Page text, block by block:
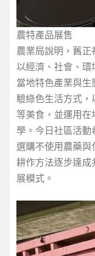
農特產品展售
農業局說明，舊正
以經濟、社會、
當地特色產業與
驗綠色生活方式
等美食，並運用
學。今日社區活動
選購不使用農藥
耕作方法逐步達
展模式。